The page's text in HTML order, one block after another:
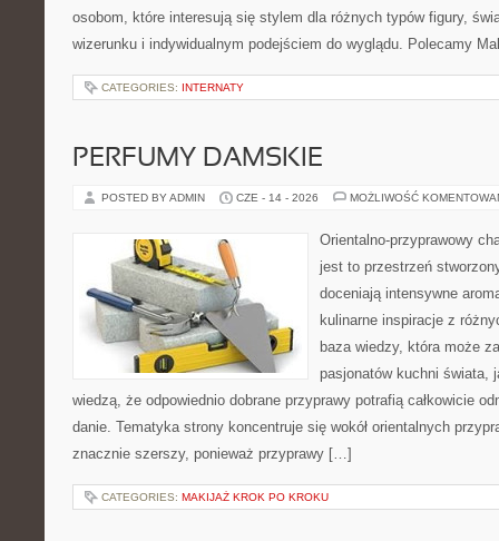
osobom, które interesują się stylem dla różnych typów figury,
wizerunku i indywidualnym podejściem do wyglądu. Polecamy
CATEGORIES: INTERNATY
PERFUMY DAMSKIE
POSTED BY ADMIN CZE - 14 - 2026 MOŻLIWOŚĆ
Orientalno-przyprawowy
jest to przestrzeń
doceniają intensywne
kulinarne inspiracje z
baza wiedzy, która może
pasjonatów kuchni świata,
wiedzą, że odpowiednio dobrane przyprawy potrafią całkowicie
danie. Tematyka strony koncentruje się wokół orientalnych
znacznie szerszy, ponieważ przyprawy […]
CATEGORIES: MAKIJAŻ KROK PO KROKU